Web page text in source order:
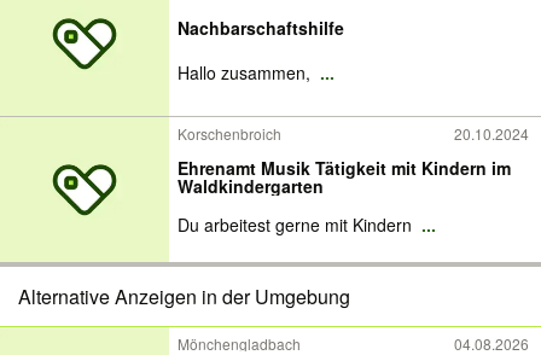
Nachbarschaftshilfe
Hallo zusammen, ...
Korschenbroich 20.10.2024
Ehrenamt Musik Tätigkeit mit Kindern im
Waldkindergarten
Du arbeitest gerne mit Kindern ...
Alternative Anzeigen in der Umgebung
Mönchengladbach 04.08.2026